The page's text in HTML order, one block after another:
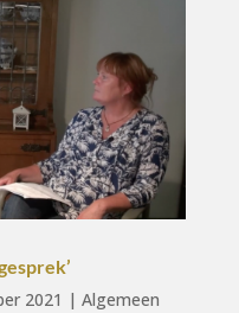
2021 | Algemeen